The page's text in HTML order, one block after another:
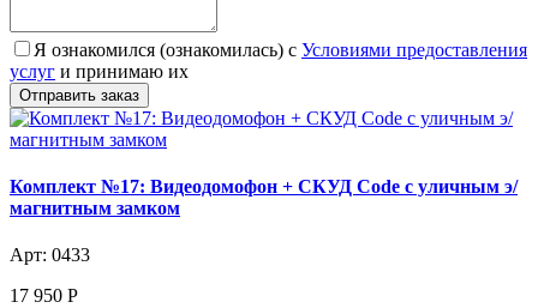
Я ознакомился (ознакомилась) с Условиями предоставления
услуг и принимаю их
Комплект №17: Видеодомофон + СКУД Code с уличным э/
магнитным замком
Арт: 0433
17 950 Р